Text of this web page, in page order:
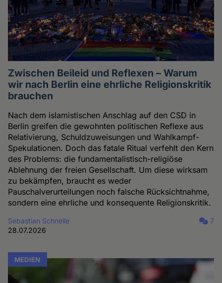
Zwischen Beileid und Reflexen – Warum
wir nach Berlin eine ehrliche Religionskritik
brauchen
Nach dem islamistischen Anschlag auf den CSD in
Berlin greifen die gewohnten politischen Reflexe aus
Relativierung, Schuldzuweisungen und Wahlkampf-
Spekulationen. Doch das fatale Ritual verfehlt den Kern
des Problems: die fundamentalistisch-religiöse
Ablehnung der freien Gesellschaft. Um diese wirksam
zu bekämpfen, braucht es weder
Pauschalverurteilungen noch falsche Rücksichtnahme,
sondern eine ehrliche und konsequente Religionskritik.
Sebastian Schnelle
28.07.2026
7
MEDIEN